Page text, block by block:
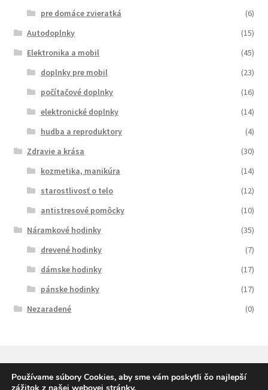
pre domáce zvieratká
(6)
Autodoplnky
(15)
Elektronika a mobil
(45)
doplnky pre mobil
(23)
počítačové doplnky
(16)
elektronické doplnky
(14)
hudba a reproduktory
(4)
Zdravie a krása
(30)
kozmetika, manikúra
(14)
starostlivosť o telo
(12)
antistresové pomôcky
(10)
Náramkové hodinky
(35)
drevené hodinky
(7)
dámske hodinky
(17)
pánske hodinky
(17)
Nezaradené
(0)
Používame súbory Cookies, aby sme vám poskytli čo najlepší